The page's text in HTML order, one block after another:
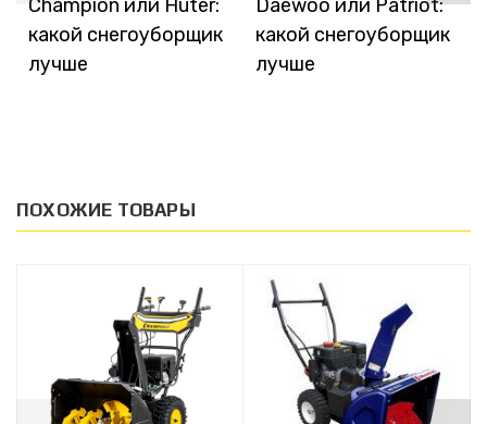
Champion или Huter:
какой снегоуборщик
лучше
Daewoo или Patriot:
какой снегоуборщик
лучше
ПОХОЖИЕ ТОВАРЫ